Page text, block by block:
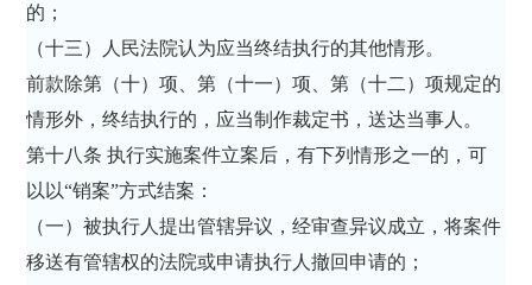
的；
（十三）人民法院认为应当终结执行的其他情形。
前款除第（十）项、第（十一）项、第（十二）项规定的
情形外，终结执行的，应当制作裁定书，送达当事人。
第十八条 执行实施案件立案后，有下列情形之一的，可
以以“销案”方式结案：
（一）被执行人提出管辖异议，经审查异议成立，将案件
移送有管辖权的法院或申请执行人撤回申请的；